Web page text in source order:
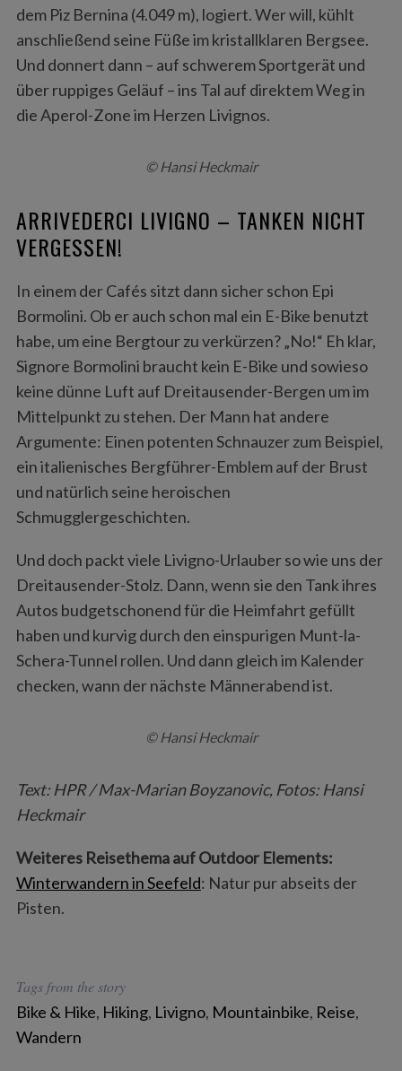
dem Piz Bernina (4.049 m), logiert. Wer will, kühlt
anschließend seine Füße im kristallklaren Bergsee.
Und donnert dann – auf schwerem Sportgerät und
über ruppiges Geläuf – ins Tal auf direktem Weg in
die Aperol-Zone im Herzen Livignos.
© Hansi Heckmair
ARRIVEDERCI LIVIGNO – TANKEN NICHT
VERGESSEN!
In einem der Cafés sitzt dann sicher schon Epi
Bormolini. Ob er auch schon mal ein E-Bike benutzt
habe, um eine Bergtour zu verkürzen? „No!“ Eh klar,
Signore Bormolini braucht kein E-Bike und sowieso
keine dünne Luft auf Dreitausender-Bergen um im
Mittelpunkt zu stehen. Der Mann hat andere
Argumente: Einen potenten Schnauzer zum Beispiel,
ein italienisches Bergführer-Emblem auf der Brust
und natürlich seine heroischen
Schmugglergeschichten.
Und doch packt viele Livigno-Urlauber so wie uns der
Dreitausender-Stolz. Dann, wenn sie den Tank ihres
Autos budgetschonend für die Heimfahrt gefüllt
haben und kurvig durch den einspurigen Munt-la-
Schera-Tunnel rollen. Und dann gleich im Kalender
checken, wann der nächste Männerabend ist.
© Hansi Heckmair
Text: HPR / Max-Marian Boyzanovic, Fotos: Hansi
Heckmair
Weiteres Reisethema auf Outdoor Elements:
Winterwandern in Seefeld: Natur pur abseits der
Pisten.
Tags from the story
Bike & Hike, Hiking, Livigno, Mountainbike, Reise,
Wandern